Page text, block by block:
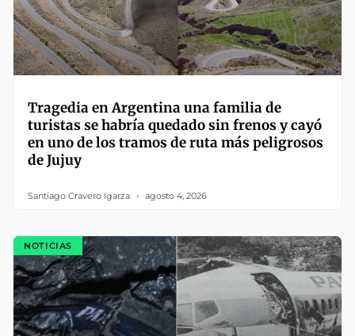
Tragedia en Argentina una familia de
turistas se habría quedado sin frenos y cayó
en uno de los tramos de ruta más peligrosos
de Jujuy
Santiago Cravero Igarza agosto 4, 2026
NOTICIAS